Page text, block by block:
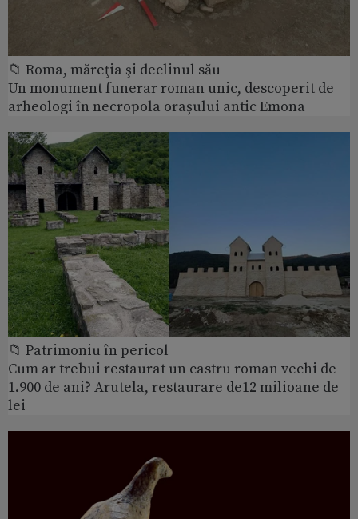
📁 Roma, măreţia şi declinul său
Un monument funerar roman unic, descoperit de
arheologi în necropola orașului antic Emona
📁 Patrimoniu în pericol
Cum ar trebui restaurat un castru roman vechi de
1.900 de ani? Arutela, restaurare de12 milioane de
lei